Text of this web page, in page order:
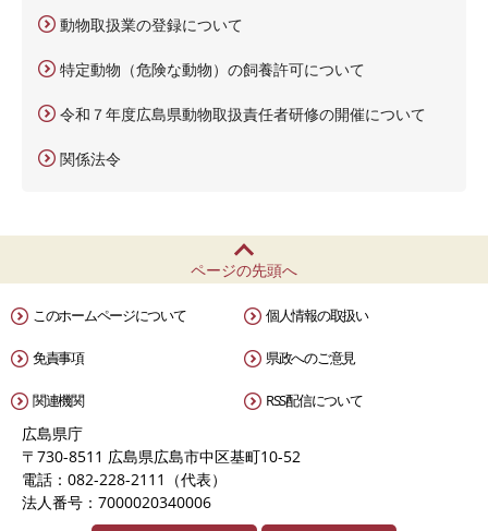
動物取扱業の登録について
特定動物（危険な動物）の飼養許可について
令和７年度広島県動物取扱責任者研修の開催について
関係法令
ページの先頭へ
このホームページについて 個人情報の取扱い
免責事項 県政へのご意見
関連機関 RSS配信について
広島県庁
〒730-8511 広島県広島市中区基町10-52
電話：082-228-2111（代表）
法人番号：7000020340006